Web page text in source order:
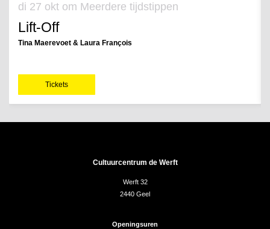
Lift-Off
Tina Maerevoet & Laura François
di 27 okt om Meerdere tijdstippen
Tickets
Cultuurcentrum de Werft
Werft 32
2440 Geel
Openingsuren